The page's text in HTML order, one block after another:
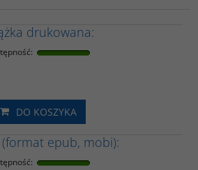
drukowana:
:
DO KOSZYKA
epub, mobi):
: